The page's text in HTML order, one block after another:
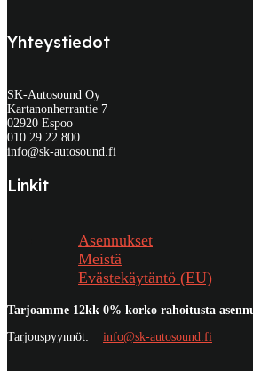
Yhteystiedot
SK-Autosound Oy
Kartanonherrantie 7
02920 Espoo
010 29 22 800
info@sk-autosound.fi
Linkit
Asennukset
Meistä
Evästekäytäntö (EU)
Tarjoamme 12kk 0% korko rahoitusta
Tarjouspyynnöt: info@sk-autosound.fi